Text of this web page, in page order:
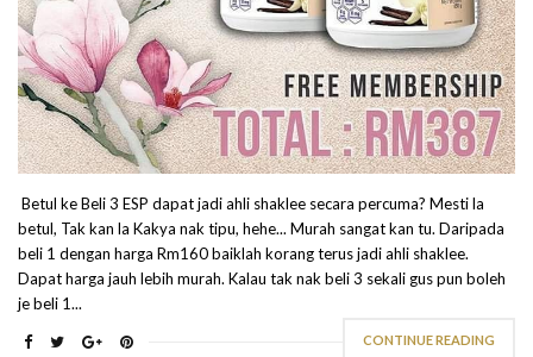
Betul ke Beli 3 ESP dapat jadi ahli shaklee secara percuma? Mesti la
betul, Tak kan la Kakya nak tipu, hehe... Murah sangat kan tu. Daripada
beli 1 dengan harga Rm160 baiklah korang terus jadi ahli shaklee.
Dapat harga jauh lebih murah. Kalau tak nak beli 3 sekali gus pun boleh
je beli 1...
CONTINUE READING